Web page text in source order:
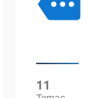
11